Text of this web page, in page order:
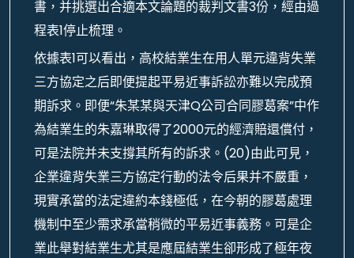
書，并挑選出合適本文論題的裁判文書3份，經由過
程表1停止梳理。
依據表1可以看出，高校結業生在用人單元違背失業
三方協定之后即便提起平易近事訴訟亦難以完成預
期訴求。即便“朱某某與天津Q公司合同膠葛案”中作
為結業生的朱嘉琳取得了2000元的經濟賠還償付，
可是法院并未支撐其所有的訴求。(20)由此可見，
企業違背失業三方協定行動的法令后果并不嚴重，
現實承當的法定違約本錢極低，在今朝的膠葛處理
機制中至少需求承當稍微的平易近事義務。可是企
業此舉對結業生尤其是應屆結業生卻形成了極年夜